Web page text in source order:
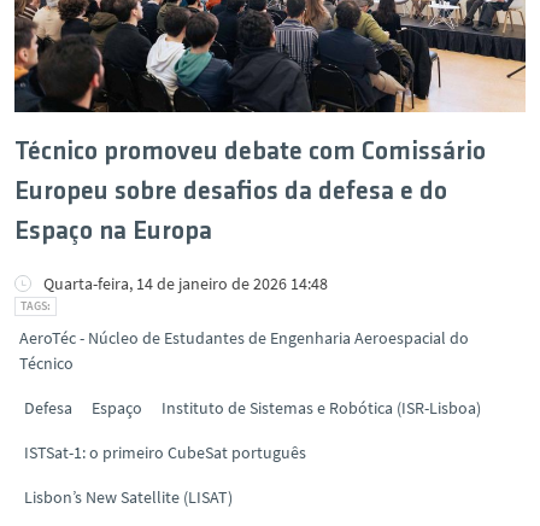
Técnico promoveu debate com Comissário
Europeu sobre desafios da defesa e do
Espaço na Europa
Quarta-feira, 14 de janeiro de 2026 14:48
AeroTéc - Núcleo de Estudantes de Engenharia Aeroespacial do
Técnico
Defesa Espaço Instituto de Sistemas e Robótica (ISR-Lisboa)
ISTSat-1: o primeiro CubeSat português
Lisbon’s New Satellite (LISAT)